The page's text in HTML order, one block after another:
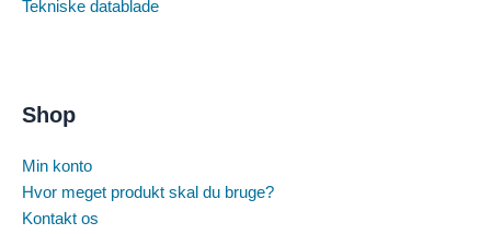
Tekniske datablade
Shop
Min konto
Hvor meget produkt skal du bruge?
Kontakt os